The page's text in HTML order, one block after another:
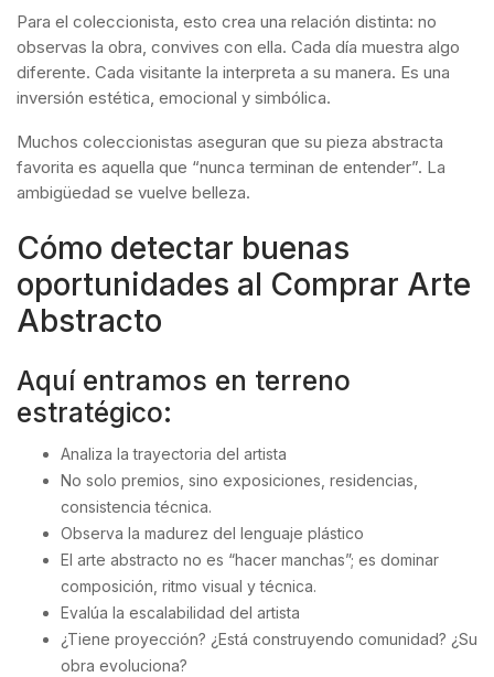
Para el coleccionista, esto crea una relación distinta: no
observas la obra, convives con ella. Cada día muestra algo
diferente. Cada visitante la interpreta a su manera. Es una
inversión estética, emocional y simbólica.
Muchos coleccionistas aseguran que su pieza abstracta
favorita es aquella que “nunca terminan de entender”. La
ambigüedad se vuelve belleza.
Cómo detectar buenas
oportunidades al Comprar Arte
Abstracto
Aquí entramos en terreno
estratégico:
Analiza la trayectoria del artista
No solo premios, sino exposiciones, residencias,
consistencia técnica.
Observa la madurez del lenguaje plástico
El arte abstracto no es “hacer manchas”; es dominar
composición, ritmo visual y técnica.
Evalúa la escalabilidad del artista
¿Tiene proyección? ¿Está construyendo comunidad? ¿Su
obra evoluciona?